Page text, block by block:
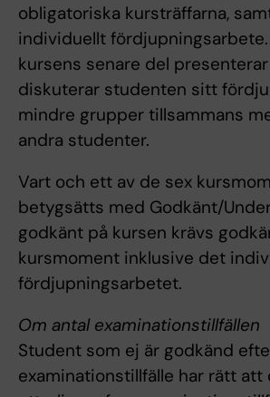
obligatoriska kursträffarna,
individuellt
kursens senare del
diskuterar studenten sitt
mindre grupper tillsammans
andra studenter.
Vart och ett av de sex
betygsätts med Godkänt/
godkänt på kursen krävs
kursmoment inklusive det
fördjupningsarbetet.
Om antal examinationstillfällen
Student som ej är godkänd
examinationstillfälle har rätt att